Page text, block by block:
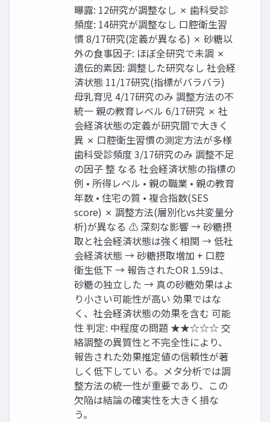
曝露: 12研究が調整なし ✗ 歯科受診
頻度: 14研究が調整なし 口腔衛生習
慣 8/17研究(定義が異なる) ✗ 砂糖以
外の食事因子: ほぼ全研究で未調 ✗
遺伝的素因: 調整した研究なし 社会経
済状態 11/17研究(指標がバラバラ)
母乳育児 4/17研究のみ 調整方法の不
統一 親の教育レベル 6/17研究 ✗ 社
会経済状態の定義が研究間で大きく
異 ✗ 口腔衛生習慣の測定方法が多様
歯科受診頻度 3/17研究のみ 調整不足
の因子 整 なる 社会経済状態の指標の
例 • 所得レベル • 親の職業 • 親の教育
年数 • 住宅の質 • 複合指数(SES
score) ✗ 調整方法(層別化vs共変量分
析)が異なる ⚠ 深刻な影響 → 砂糖摂
取と社会経済状態は強く相関 → 低社
会経済状態 → 砂糖摂取増加 + 口腔
衛生低下 → 報告されたOR 1.59は、
砂糖の独立した → 真の砂糖効果はよ
り小さい可能性が高い 効果ではな
く、社会経済状態の効果を含む 可能
性 判定: 中程度の問題 ★★☆☆☆ 交
絡調整の異質性と不完全性により、
報告された効果推定値の信頼性が著
しく低下してい る。メタ分析では調
整方法の統一性が重要であり、この
欠陥は結論の確実性を大きく損な
う。